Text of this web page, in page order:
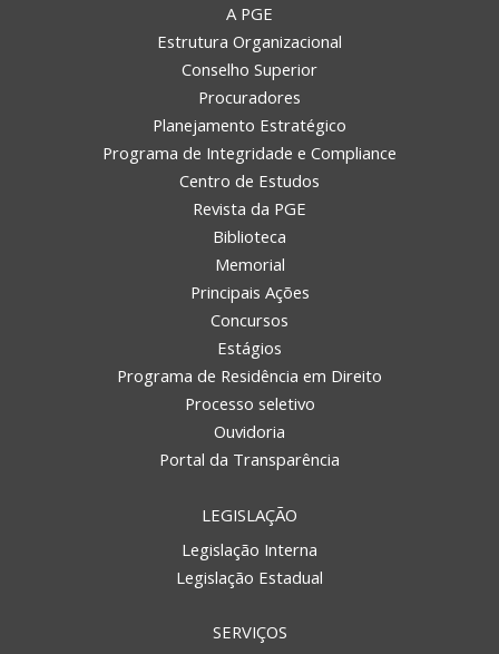
A PGE
Estrutura Organizacional
Conselho Superior
Procuradores
Planejamento Estratégico
Programa de Integridade e Compliance
Centro de Estudos
Revista da PGE
Biblioteca
Memorial
Principais Ações
Concursos
Estágios
Programa de Residência em Direito
Processo seletivo
Ouvidoria
Portal da Transparência
LEGISLAÇÃO
Legislação Interna
Legislação Estadual
SERVIÇOS